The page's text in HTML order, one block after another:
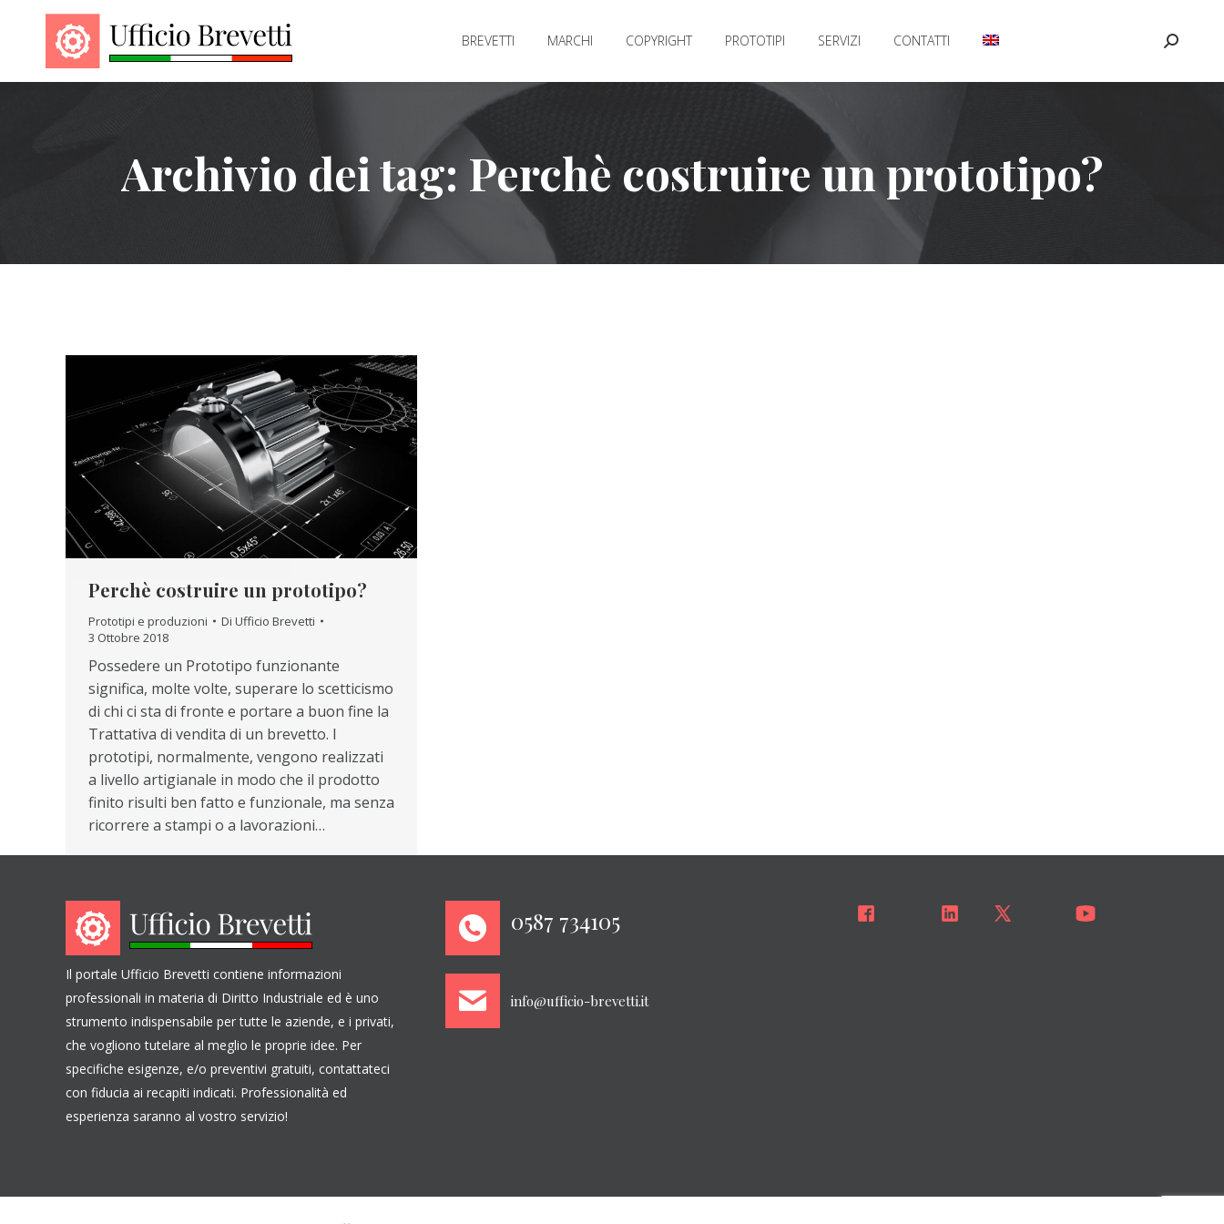
BREVETTI MARCHI COPYRIGHT PROTOTIPI SERVIZI CONTATTI Cerca:
Archivio dei tag: Perchè costruire un prototipo?
Perchè costruire un prototipo?
Prototipi e produzioni Di Ufficio Brevetti
3 Ottobre 2018
Possedere un Prototipo funzionante
significa, molte volte, superare lo scetticismo
di chi ci sta di fronte e portare a buon fine la
Trattativa di vendita di un brevetto. I
prototipi, normalmente, vengono realizzati
a livello artigianale in modo che il prodotto
finito risulti ben fatto e funzionale, ma senza
ricorrere a stampi o a lavorazioni…
Il portale Ufficio Brevetti contiene informazioni
professionali in materia di Diritto Industriale ed è uno
strumento indispensabile per tutte le aziende, e i privati,
che vogliono tutelare al meglio le proprie idee. Per
specifiche esigenze, e/o preventivi gratuiti, contattateci
con fiducia ai recapiti indicati. Professionalità ed
esperienza saranno al vostro servizio!
0587 734105
info@ufficio-brevetti.it